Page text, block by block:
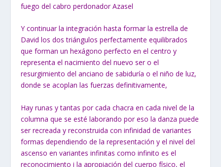
fuego del cabro perdonador Azasel
Y continuar la integración hasta formar la estrella de
David los dos triángulos perfectamente equilibrados
que forman un hexágono perfecto en el centro y
representa el nacimiento del nuevo ser o el
resurgimiento del anciano de sabiduría o el niño de luz,
donde se acoplan las fuerzas definitivamente,
Hay runas y tantas por cada chacra en cada nivel de la
columna que se esté laborando por eso la danza puede
ser recreada y reconstruida con infinidad de variantes
formas dependiendo de la representación y el nivel del
ascenso en variantes infinitas como infinito es el
reconocimiento i la apropiación del cuerpo físico, el